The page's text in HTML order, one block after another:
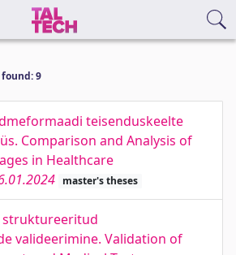
9
teisenduskeelte
Comparison and Analysis of
in Healthcare
master's theses
valideerimine. Validation of